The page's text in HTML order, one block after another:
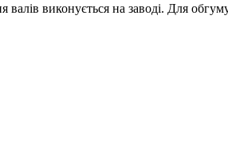
виконується на заводі. Для